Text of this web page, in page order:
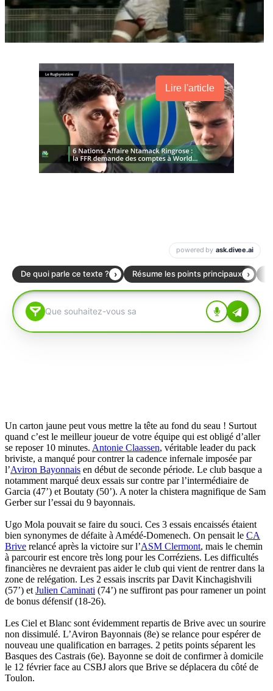
Lire l'article
Un carton jaune peut vous mettre la tête au fond du seau ! Surtout
quand c’est le meilleur joueur de votre équipe qui est obligé d’aller
se reposer 10 minutes. Antonie Claassen, véritable leader du pack
briviste, a manqué pour contrer la cadence infernale imposée par
l’Aviron Bayonnais en début de seconde période. Le club basque a
notamment marqué deux essais sur contre par l’intermédiaire de
Garcia (47’) et Boutaty (50’). A noter la chistera magnifique de Sam
Gerber sur l’essai du 9 bayonnais.
Ugo Mola pouvait se faire du souci. Ces 3 essais encaissés étaient
bien synonymes de défaite à Amédé-Domenech. On pensait le CA
Brive relancé après la victoire sur l’ASM Clermont, mais le chemin
à parcourir est encore très long pour les Corréziens. Les difficultés
financières ne devraient pas aider le club qui vient de rentrer dans la
zone de relégation. Les 2 essais inscrits par Davit Kinchagishvili
(57’) et Julien Caminati (74’) ne suffiront pas pour ramener un point
de bonus défensif (18-26).
Les Ciel et Blanc sont évidemment repartis de Brive avec un sourire
non dissimulé. L’Aviron Bayonnais (8e) se relance pour espérer de
nouveau une qualification en barrages. 2 petits points séparent les
Basques des Castrais (6e). Bayonne se doit de confirmer à domicile
le 12 février face au CSBJ alors que Brive se déplacera du côté de
Toulon.